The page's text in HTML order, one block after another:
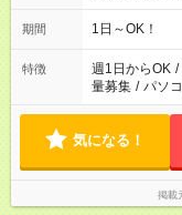
12:00～21:00 ・16:00
り異なります。
期間 1日～OK！
特徴 週1日からOK /
量募集 / パソ
気になる！
掲載